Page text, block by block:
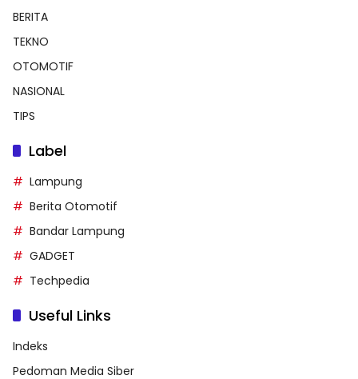
BERITA
TEKNO
OTOMOTIF
NASIONAL
TIPS
Label
Lampung
Berita Otomotif
Bandar Lampung
GADGET
Techpedia
Useful Links
Indeks
Pedoman Media Siber